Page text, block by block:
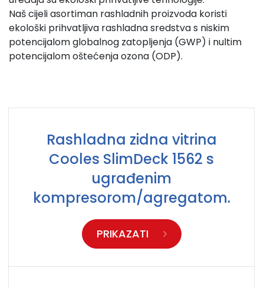
Naš cijeli asortiman rashladnih proizvoda koristi
ekološki prihvatljiva rashladna sredstva s niskim
potencijalom globalnog zatopljenja (GWP) i nultim
potencijalom oštećenja ozona (ODP).
Rashladna zidna vitrina
Cooles SlimDeck 1562 s
ugrađenim
kompresorom/agregatom.
PRIKAZATI